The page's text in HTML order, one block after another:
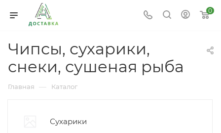
0
Чипсы, сухарики,
снеки, сушеная рыба
Главная — Каталог
Сухарики